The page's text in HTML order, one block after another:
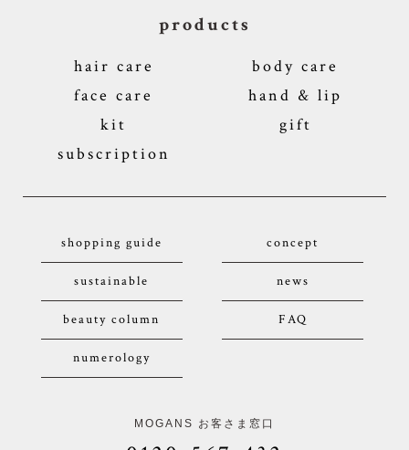
products
hair care
body care
face care
hand & lip
kit
gift
subscription
shopping guide concept
sustainable news
beauty column FAQ
numerology
MOGANS お客さま窓口